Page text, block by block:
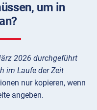
um in
2026 durchgeführt
im Laufe der Zeit
nur kopieren, wenn
angeben.